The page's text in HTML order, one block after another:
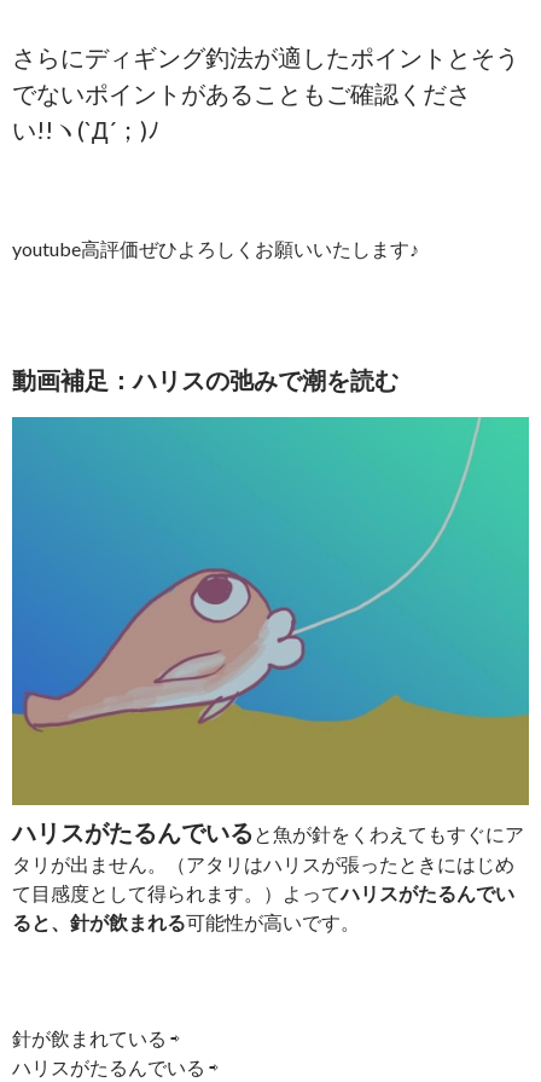
さらにディギング釣法が適したポイントとそう
でないポイントがあることもご確認くださ
い!!ヽ(`Д´；)ﾉ
youtube高評価ぜひよろしくお願いいたします♪
動画補足：ハリスの弛みで潮を読む
ハリスがたるんでいる と魚が針をくわえてもすぐにア
タリが出ません。（アタリはハリスが張ったときにはじめ
て目感度として得られます。）よってハリスがたるんでい
ると、針が飲まれる可能性が高いです。
針が飲まれている ⇨
ハリスがたるんでいる ⇨